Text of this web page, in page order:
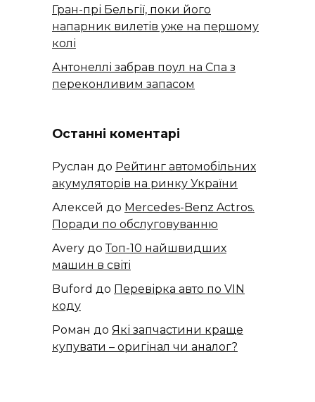
Гран-прі Бельгії, поки його
напарник вилетів уже на першому
колі
Антонеллі забрав поул на Спа з
переконливим запасом
Останні коментарі
Руслан до Рейтинг автомобільних
акумуляторів на ринку України
Алексей до ​​Mercedes-Benz Actros.
Поради по обслуговуванню
Avery доТоп-10 найшвидших
машин в світі
Buford до Перевірка авто по VIN
коду
Роман до Які запчастини краще
купувати – оригінал чи аналог?